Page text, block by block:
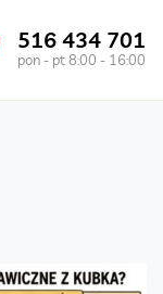
516 434 701
pon - pt 8:00 - 16:00